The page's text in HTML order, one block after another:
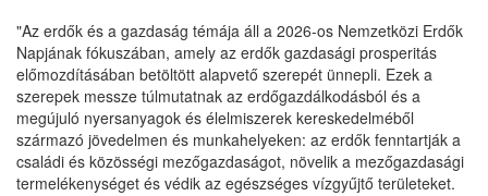
"Az erdők és a gazdaság témája áll a 2026-os Nemzetközi Erdők
Napjának fókuszában, amely az erdők gazdasági prosperitás
előmozdításában betöltött alapvető szerepét ünnepli. Ezek a
szerepek messze túlmutatnak az erdőgazdálkodásból és a
megújuló nyersanyagok és élelmiszerek kereskedelméből
származó jövedelmen és munkahelyeken: az erdők fenntartják a
családi és közösségi mezőgazdaságot, növelik a mezőgazdasági
termelékenységet és védik az egészséges vízgyűjtő területeket.